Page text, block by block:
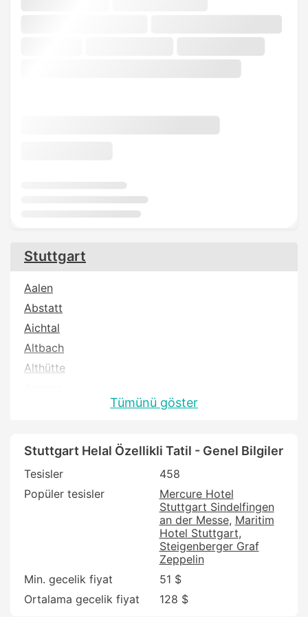
Stuttgart
Aalen
Abstatt
Aichtal
Altbach
Althütte
Bad Ditzenbach
Bad Friedrichshall
Bad Mergentheim
Bietigheim-Bissingen
Boeblingen
Tümünü göster
Stuttgart Helal Özellikli Tatil - Genel Bilgiler
Tesisler
458
Popüler tesisler
Mercure Hotel
Stuttgart Sindelfingen
an der Messe Maritim
Hotel Stuttgart
Steigenberger Graf
Zeppelin
Min. gecelik fiyat
51 $
Ortalama gecelik fiyat
128 $